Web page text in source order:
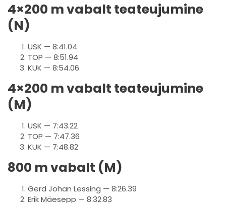
4×200 m vabalt teateujumine
(N)
USK — 8:41.04
TOP — 8:51.94
KUK — 8:54.06
4×200 m vabalt teateujumine
(M)
USK — 7:43.22
TOP — 7:47.36
KUK — 7:48.82
800 m vabalt (M)
Gerd Johan Lessing — 8:26.39
Erik Mäesepp — 8:32.83